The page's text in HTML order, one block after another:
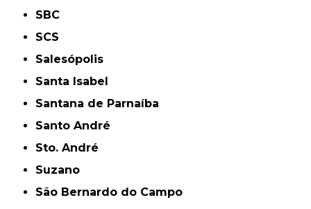
SBC
SCS
Salesópolis
Santa Isabel
Santana de Parnaíba
Santo André
Sto. André
Suzano
São Bernardo do Campo